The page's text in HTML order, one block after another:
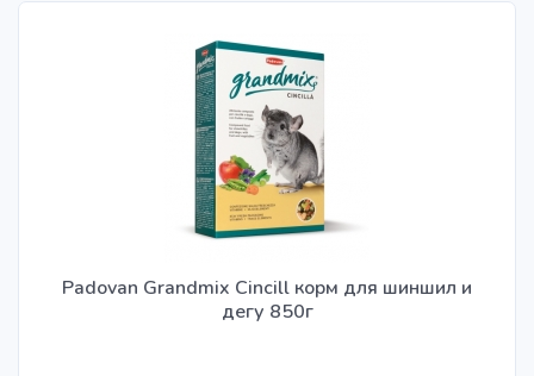
Padovan Grandmix Cincill корм для шиншил и
дегу 850г